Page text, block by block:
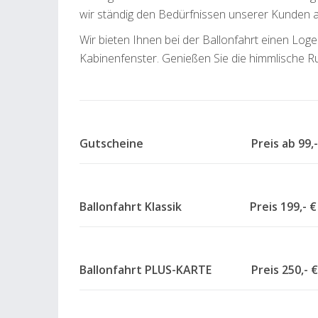
wir ständig den Bedürfnissen unserer Kunden
Wir bieten Ihnen bei der Ballonfahrt einen
Kabinenfenster. Genießen Sie die himmlische
Gutscheine Preis
Ballonfahrt Klassik Preis 199,- €
Ballonfahrt PLUS-KARTE Preis 250,-